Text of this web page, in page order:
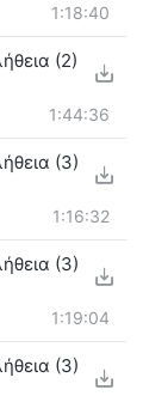
1:18:40
(2)
1:44:36
(3)
1:16:32
(3)
1:19:04
(3)